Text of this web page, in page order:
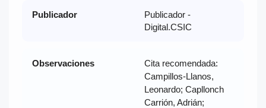
Publicador
Publicador -
Digital.CSIC
Observaciones
Cita recomendada:
Campillos-Llanos,
Leonardo; Capllonch
Carrión, Adrián;